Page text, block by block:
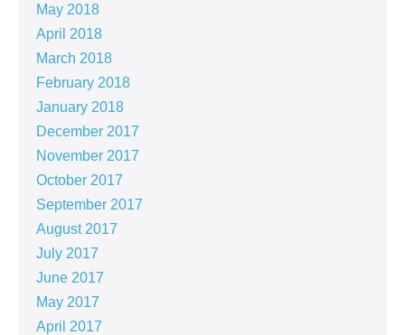
May 2018
April 2018
March 2018
February 2018
January 2018
December 2017
November 2017
October 2017
September 2017
August 2017
July 2017
June 2017
May 2017
April 2017